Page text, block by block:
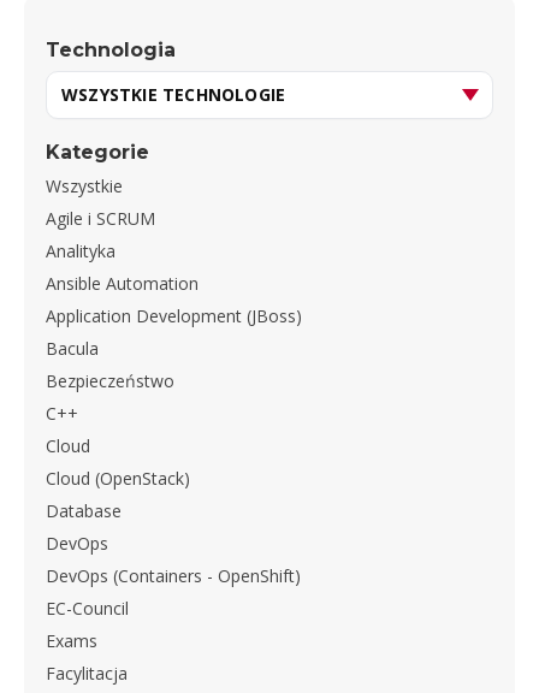
Technologia
Kategorie
Wszystkie
Agile i SCRUM
Analityka
Ansible Automation
Application Development (JBoss)
Bacula
Bezpieczeństwo
C++
Cloud
Cloud (OpenStack)
Database
DevOps
DevOps (Containers - OpenShift)
EC-Council
Exams
Facylitacja